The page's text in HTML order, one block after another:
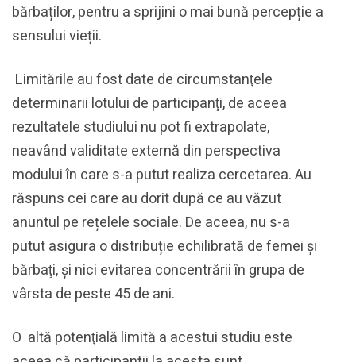
bărbaților, pentru a sprijini o mai bună percepție a
sensului vieții.
Limitările au fost date de circumstanţele
determinarii lotului de participanţi, de aceea
rezultatele studiului nu pot fi extrapolate,
neavând validitate externă din perspectiva
modului în care s-a putut realiza cercetarea. Au
răspuns cei care au dorit după ce au văzut
anuntul pe rețelele sociale. De aceea, nu s-a
putut asigura o distribuție echilibrată de femei şi
bărbaţi, şi nici evitarea concentrării în grupa de
vârsta de peste 45 de ani.
O altă potenţială limită a acestui studiu este